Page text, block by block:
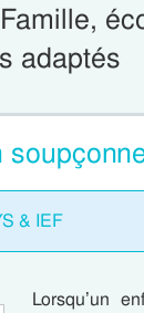
adaptés
& IEF
Lorsqu’un